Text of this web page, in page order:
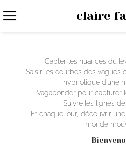
claire
Capter les nuances du
Saisir les courbes des vagues
hypnotique d’une
Vagabonder pour capturer
Suivre les lignes
Et chaque jour, découvrir
monde